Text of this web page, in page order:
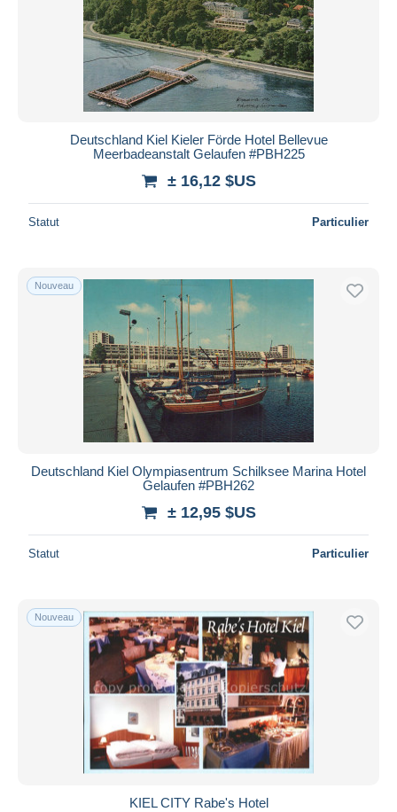
Deutschland Kiel Kieler Förde Hotel Bellevue
Meerbadeanstalt Gelaufen #PBH225
± 16,12 $US
Statut Particulier
Nouveau
Deutschland Kiel Olympiasentrum Schilksee Marina Hotel
Gelaufen #PBH262
± 12,95 $US
Statut Particulier
Nouveau
KIEL CITY Rabe's Hotel